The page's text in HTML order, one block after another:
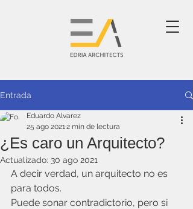
Entrada
¿Es caro un Arquitecto?
Eduardo Alvarez
25 ago 20212 min de lectura
Actualizado: 30 ago 2021
A decir verdad, un arquitecto no es
para todos.
Puede sonar contradictorio, pero si